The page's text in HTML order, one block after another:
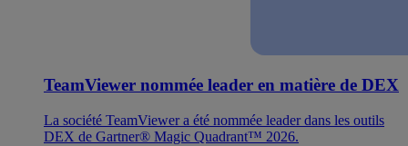
TeamViewer nommée leader en matière de DEX
La société TeamViewer a été nommée leader dans les outils
DEX de Gartner® Magic Quadrant™ 2026.